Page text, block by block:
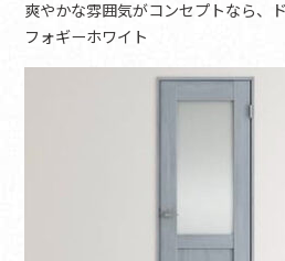
爽やかな雰囲気がコンセプトなら、
フォギーホワイト